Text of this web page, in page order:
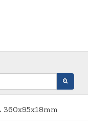
360x95x18mm